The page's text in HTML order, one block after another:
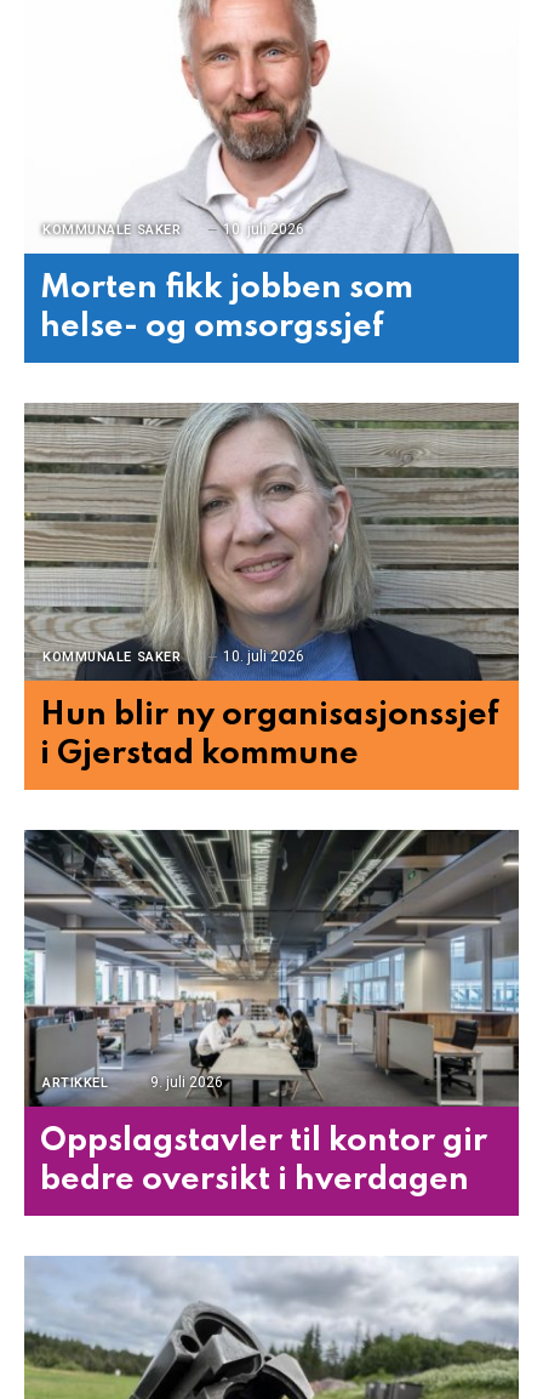
KOMMUNALE SAKER 10. juli 2026
Morten fikk jobben som
helse- og omsorgssjef
KOMMUNALE SAKER 10. juli 2026
Hun blir ny organisasjonssjef
i Gjerstad kommune
ARTIKKEL 9. juli 2026
Oppslagstavler til kontor gir
bedre oversikt i hverdagen